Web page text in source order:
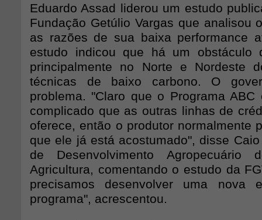
Eduardo Assad liderou um estudo
Fundação Getúlio Vargas que analisou
as razões de sua baixa performance
estudo indicou que há um obstáculo
principalmente no Norte e Nordeste
técnicas de baixo carbono. O
problema. "Claro que o Programa
complicado que as outras linhas de
oferece, então o produtor normalmente
que ele já está acostumado", disse
de Desenvolvimento Agropecuário
Agricultura, comentando o estudo da
precisamos desenvolver uma nova
programa", acrescentou.